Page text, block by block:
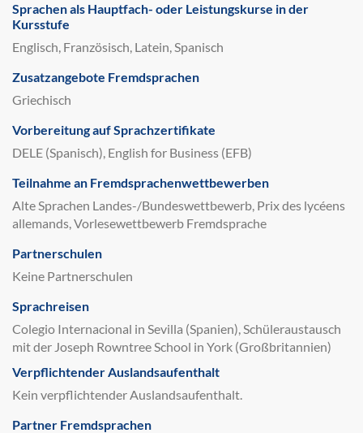
Sprachen als Hauptfach- oder Leistungskurse in der
Kursstufe
Englisch, Französisch, Latein, Spanisch
Zusatzangebote Fremdsprachen
Griechisch
Vorbereitung auf Sprachzertifikate
DELE (Spanisch), English for Business (EFB)
Teilnahme an Fremdsprachenwettbewerben
Alte Sprachen Landes-/Bundeswettbewerb, Prix des lycéens
allemands, Vorlesewettbewerb Fremdsprache
Partnerschulen
Keine Partnerschulen
Sprachreisen
Colegio Internacional in Sevilla (Spanien), Schüleraustausch
mit der Joseph Rowntree School in York (Großbritannien)
Verpflichtender Auslandsaufenthalt
Kein verpflichtender Auslandsaufenthalt.
Partner Fremdsprachen